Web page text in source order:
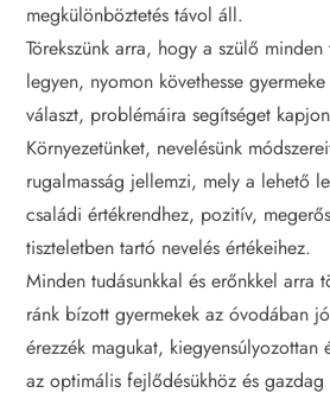
megkülönböztetés távol áll.
Törekszünk arra, hogy a szülő
legyen, nyomon követhesse
választ, problémáira segítséget
Környezetünket, nevelésünk
rugalmasság jellemzi, mely a lehető
családi értékrendhez, pozitív,
tiszteletben tartó nevelés értékeihez.
Minden tudásunkkal és erőnkkel arra
ránk bízott gyermekek az óvodában
érezzék magukat, kiegyensúlyozottan
az optimális fejlődésükhöz és